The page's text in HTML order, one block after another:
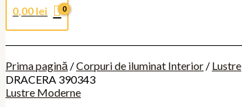
0,00 lei
Prima pagină /Corpuri de iluminat Interior / Lustre
DRACERA 390343
Lustre Moderne